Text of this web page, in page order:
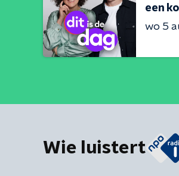
een
wo 5
Wie luistert